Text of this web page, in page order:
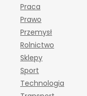
Praca
Prawo
Przemysł
Rolnictwo
Sklepy
Sport
Technologia